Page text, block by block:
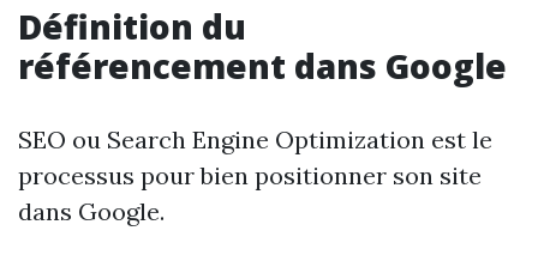
Définition du
référencement dans Google
SEO ou Search Engine Optimization est le
processus pour bien positionner son site
dans Google.